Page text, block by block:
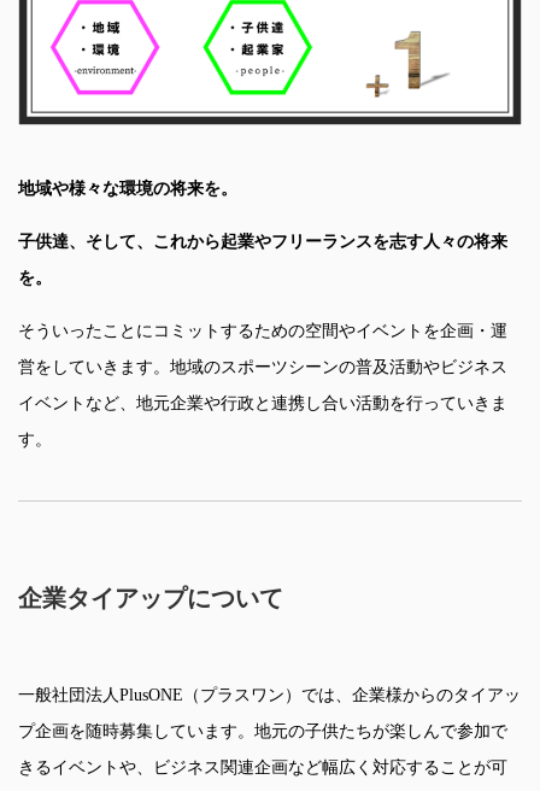
地域や様々な環境の将来を。
子供達、そして、これから起業やフリーランスを志す人々の将来
を。
そういったことにコミットするための空間やイベントを企画・運
営をしていきます。地域のスポーツシーンの普及活動やビジネス
イベントなど、地元企業や行政と連携し合い活動を行っていきま
す。
企業タイアップについて
一般社団法人PlusONE（プラスワン）では、企業様からのタイアッ
プ企画を随時募集しています。地元の子供たちが楽しんで参加で
きるイベントや、ビジネス関連企画など幅広く対応することが可